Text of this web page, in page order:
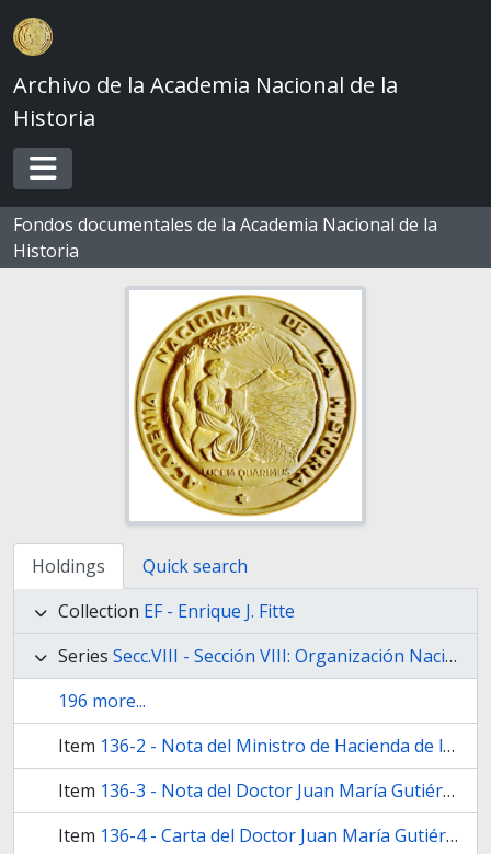
Skip to main content
Archivo de la Academia Nacional de la
Historia
Toggle navigation
Fondos documentales de la Academia Nacional de la
Historia
Holdings
Quick search
Collection EF - Enrique J. Fitte
Series Secc.VIII - Sección VIII: Organización Nacional
196 more...
Item 136-2 - Nota del Ministro de Hacienda de la Na­ción, Doctor Victorino de la Plaza, a un amigo,
Item 136-3 - Nota del Doctor Juan María Gutiérrez a Cardos Casavalle
Item 136-4 - Carta del Doctor Juan María Gutiérrez a Cardos Casavalle, manifestándole haber incluido una carta de Pedro de Angelis para su colección de autógrafos